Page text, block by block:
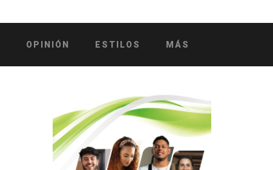
OPINIÓN ESTILOS MÁS